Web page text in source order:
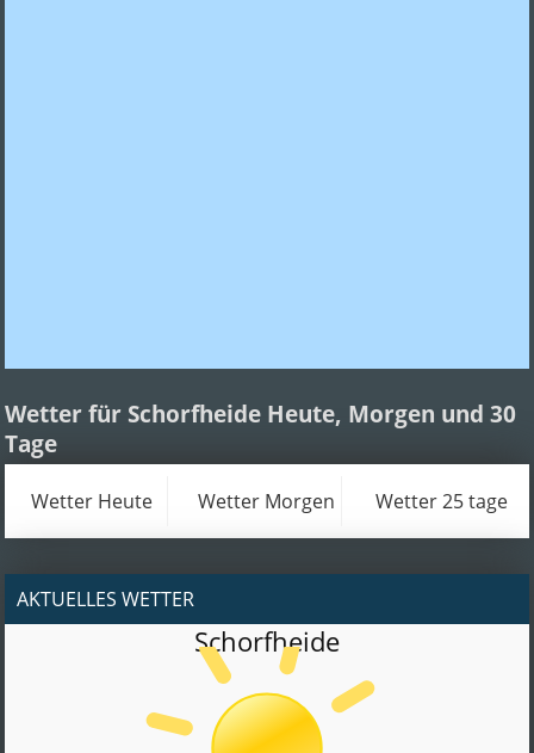
Wetter für Schorfheide Heute, Morgen und 30
Tage
Wetter Heute Wetter Morgen Wetter 25 tage
AKTUELLES WETTER
Schorfheide